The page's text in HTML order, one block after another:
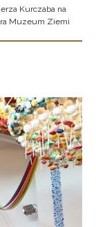
Kurczaba na
Muzeum Ziemi